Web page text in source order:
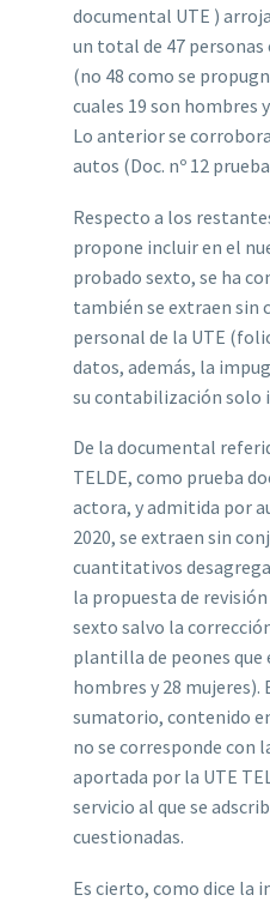
documental UTE )
un total de 47
(no 48 como se
cuales 19 son hombres
Lo anterior se
autos (Doc. nº 12
Respecto a los
propone incluir en el
probado sexto, se ha
también se extraen sin
personal de la UTE
datos, además, la
su contabilización solo
De la documental
TELDE, como prueba
actora, y admitida por
2020, se extraen sin
cuantitativos
la propuesta de
sexto salvo la
plantilla de peones que
hombres y 28 mujeres).
sumatorio, contenido
no se corresponde con
aportada por la UTE
servicio al que se
cuestionadas.
Es cierto, como dice la